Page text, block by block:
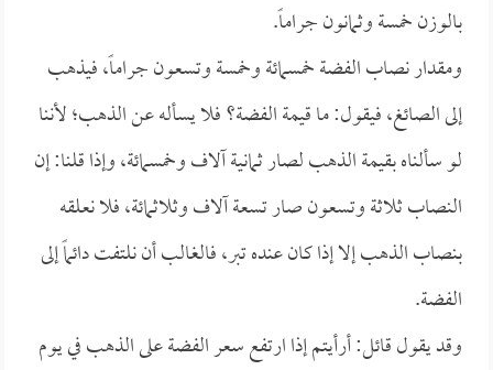
بالوزن خمسة وثمانون جراماً.
ومقدار نصاب الفضة خمسمائة وخمسة وتسعون جراماً، فيذهب
إلى الصائغ، فيقول: ما قيمة الفضة؟ فلا يسأله عن الذهب؛ لأننا
لو سألناه بقيمة الذهب لصار ثمانية آلاف وخمسمائة، وإذا قلنا: إن
النصاب ثلاثة وتسعون صار تسعة آلاف وثلاثمائة، فلا نعلقه
بنصاب الذهب إلا إذا كان عنده تبر، فالغالب أن نلتفت دائماً إلى
الفضة.
وقد يقول قائل: أرأيتم إذا ارتفع سعر الفضة على الذهب في يوم